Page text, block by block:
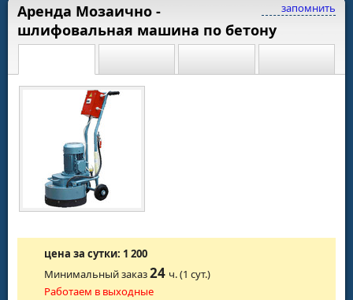
запомнить
Аренда Мозаично -
шлифовальная машина по бетону
цена за сутки: 1 200
Минимальный заказ24 ч. (1 сут.)
Работаем в выходные